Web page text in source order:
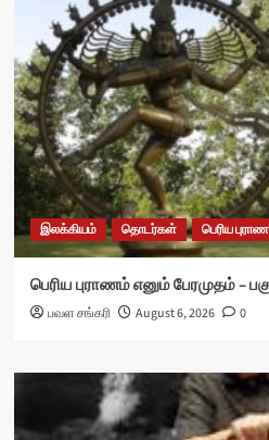
இலக்கியம் தொடர்கள் பெரிய
பெரிய புராணம் எனும் பேரமுதம் –
பவள சங்கரி August 6, 2026 0